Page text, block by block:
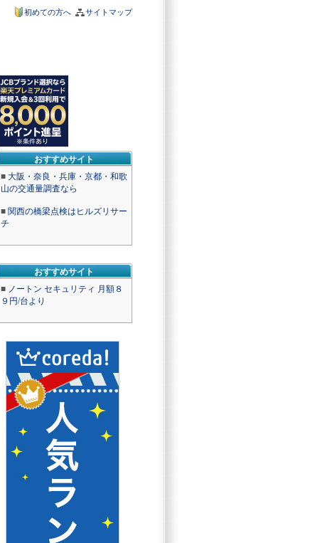
サイトマップ
初めての方へ
おすすめサイト
■ 大阪・奈良・兵庫・京都・和歌
山の交通量調査なら
■ 関西の橋梁点検はヒルズリサー
チ
おすすめサイト
■ ノートン セキュリティ 月額８
９円/台より